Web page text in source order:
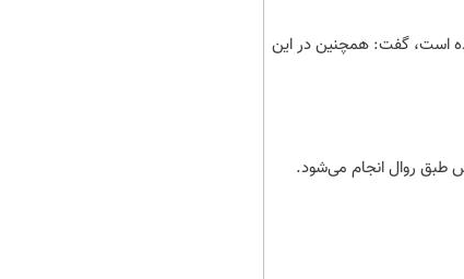
اینکه هم‌اکنون ارتفاع برف در شهرستان کوهرنگ به ۳۲ سانتی‌متر رسیده است، گفت: همچنین در این
طبق روال انجام می‌شود.